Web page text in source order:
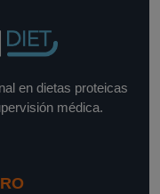
en dietas proteicas
médica.